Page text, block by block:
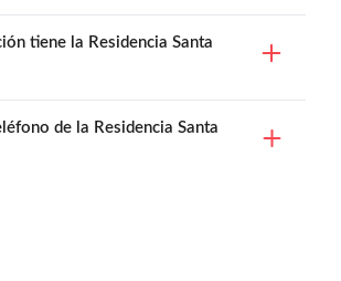
tiene la Residencia Santa
de la Residencia Santa